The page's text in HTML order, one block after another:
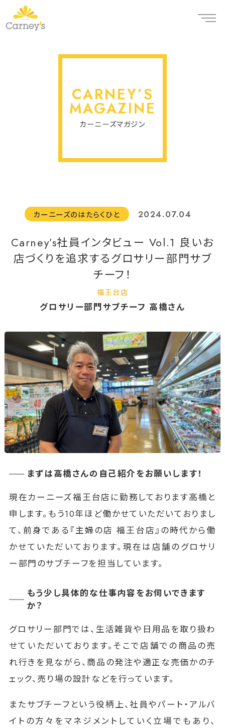
CARNEY’S
MAGAZINE
カーニーズマガジン
2024.07.04
カーニーズのはたらくひと
Carney’s社員インタビュー Vol.1 良いお
店づくりを追求するグロサリー部門サブ
チーフ！
福王台店
グロサリー部門サブチーフ 高橋さん
まずは高橋さんの自己紹介をお願いします！
現在カーニーズ福王台店に勤務しております高橋と
申します。もう10年ほど働かせていただいておりまし
て、前身である『主婦の店 福王台店』の時代から働
かせていただいております。現在は店舗のグロサリ
ー部門のサブチーフを担当しています。
もう少し具体的な仕事内容をお伺いできます
か？
グロサリー部門では、生活雑貨や日用品を取り扱わ
せていただいております。そこで店舗での商品の売
れ行きを見ながら、商品の発注や適正な売価かのチ
ェック、売り場の設計などを行っています。
またサブチーフという役柄上、社員やパート・アルバ
イトの方々をマネジメントしていく立場でもあり、